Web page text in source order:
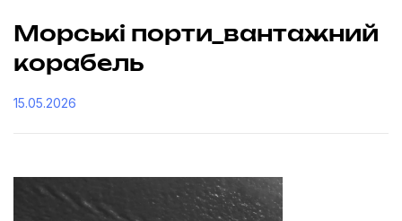
Морські порти_вантажний
корабель
15.05.2026